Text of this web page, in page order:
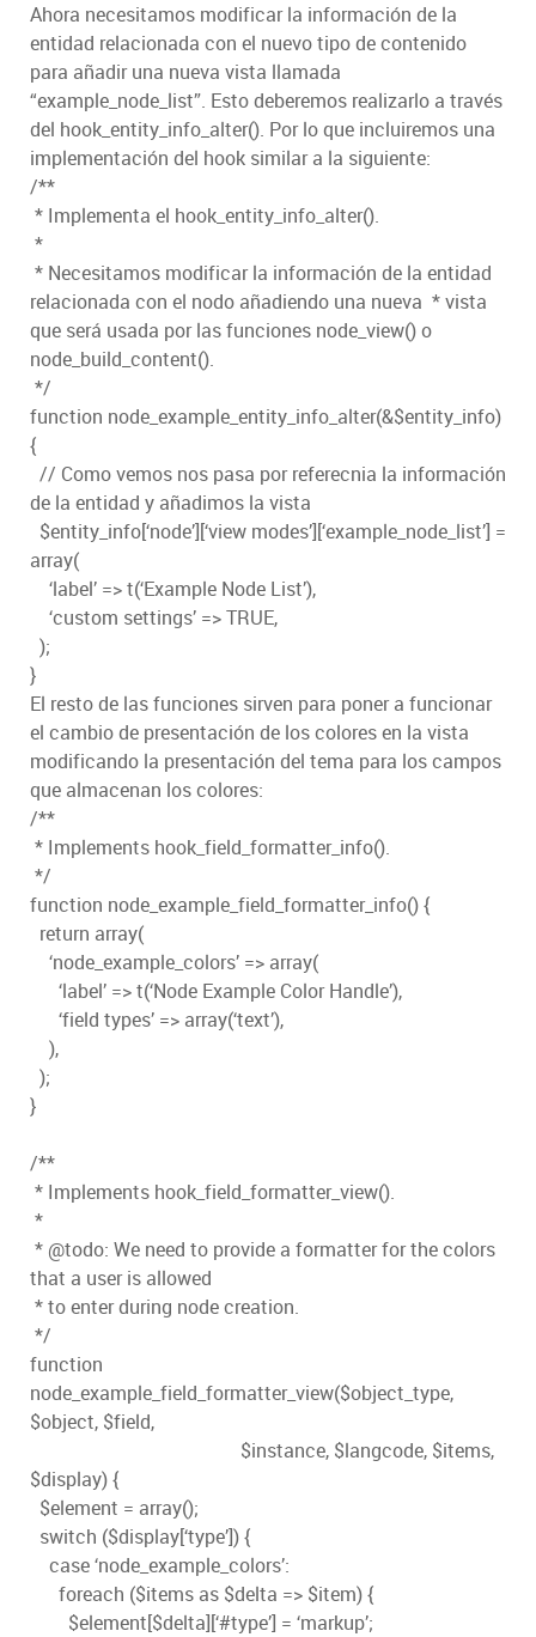
Ahora necesitamos modificar la información de la
entidad relacionada con el nuevo tipo de contenido
para añadir una nueva vista llamada
“example_node_list”. Esto deberemos realizarlo a través
del hook_entity_info_alter(). Por lo que incluiremos una
implementación del hook similar a la siguiente:
/**
* Implementa el hook_entity_info_alter().
*
* Necesitamos modificar la información de la entidad
relacionada con el nodo añadiendo una nueva * vista
que será usada por las funciones node_view() o
node_build_content().
*/
function node_example_entity_info_alter(&$entity_info)
{
// Como vemos nos pasa por referecnia la información
de la entidad y añadimos la vista
$entity_info[‘node’][‘view modes’][‘example_node_list’] =
array(
‘label’ => t(‘Example Node List’),
‘custom settings’ => TRUE,
);
}
El resto de las funciones sirven para poner a funcionar
el cambio de presentación de los colores en la vista
modificando la presentación del tema para los campos
que almacenan los colores:
/**
* Implements hook_field_formatter_info().
*/
function node_example_field_formatter_info() {
return array(
‘node_example_colors’ => array(
‘label’ => t(‘Node Example Color Handle’),
‘field types’ => array(‘text’),
),
);
}
/**
* Implements hook_field_formatter_view().
*
* @todo: We need to provide a formatter for the colors
that a user is allowed
* to enter during node creation.
*/
function
node_example_field_formatter_view($object_type,
$object, $field,
$instance, $langcode, $items,
$display) {
$element = array();
switch ($display[‘type’]) {
case ‘node_example_colors’:
foreach ($items as $delta => $item) {
$element[$delta][‘#type’] = ‘markup’;